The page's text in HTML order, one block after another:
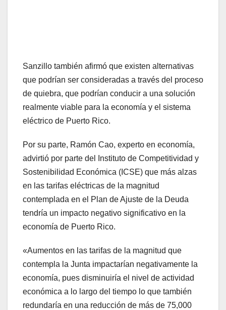
Sanzillo también afirmó que existen alternativas
que podrían ser consideradas a través del proceso
de quiebra, que podrían conducir a una solución
realmente viable para la economía y el sistema
eléctrico de Puerto Rico.
Por su parte, Ramón Cao, experto en economía,
advirtió por parte del Instituto de Competitividad y
Sostenibilidad Económica (ICSE) que más alzas
en las tarifas eléctricas de la magnitud
contemplada en el Plan de Ajuste de la Deuda
tendría un impacto negativo significativo en la
economía de Puerto Rico.
«Aumentos en las tarifas de la magnitud que
contempla la Junta impactarían negativamente la
economía, pues disminuiría el nivel de actividad
económica a lo largo del tiempo lo que también
redundaría en una reducción de más de 75,000